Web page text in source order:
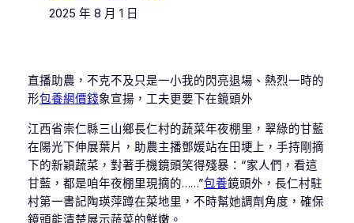
2025 年 8 月 1 日
直播助農，不克不及只是一小我的閃亮退場、熱烈一時的
形包養網價錢象宣揚，工夫更要下在鏡頭外
江西省崇仁縣三山鄉長仁村的蔬菜年夜棚里，翠綠的甘藍
在陽光下伸展葉片，助農主播鄧媛站在田埂上，手持剛摘
下的新穎蔬菜，對著手機鏡頭笑得殘暴：“家人們，看這
甘藍，都是咱年夜棚里現摘的……”包養鏡頭外，長仁村駐
村第一書記陶瑛萍蹲在菜地里，不時幫她調劑角度，確保
鏡頭能清楚展示蔬菜的鮮嫩。